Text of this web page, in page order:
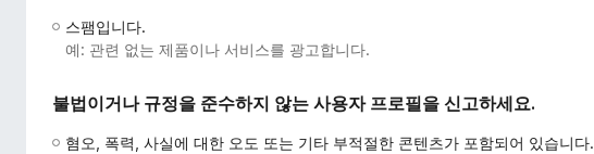
스팸입니다.
예: 관련 없는 제품이나 서비스를 광고합니다.
불법이거나 규정을 준수하지 않는 사용자 프로필을 신고하세요.
혐오, 폭력, 사실에 대한 오도 또는 기타 부적절한 콘텐츠가 포함되어 있습니다.